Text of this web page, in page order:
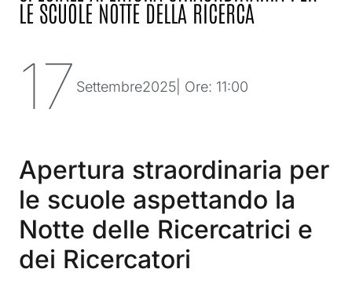
LE SCUOLE NOTTE DELLA RICERCA
17 Settembre2025| Ore: 11:00
Apertura straordinaria per
le scuole aspettando la
Notte delle Ricercatrici e
dei Ricercatori